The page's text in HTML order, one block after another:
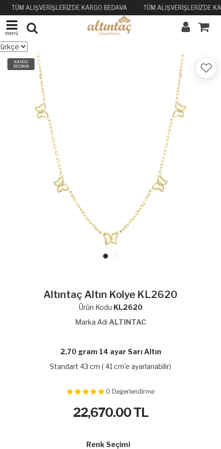
TÜM ALIŞVERİŞLERİZDE KARGO BEDAVA TÜM ALIŞVERİŞLERİZDE
menü
KARGO
BEDAVA
Altıntaç Altın Kolye KL2620
Ürün Kodu KL2620
Marka Adı ALTINTAC
2,70 gram 14 ayar Sarı Altın
Standart 43 cm ( 41 cm'e ayarlanabilir)
0 Değerlendirme
22,670.00TL
Renk Seçimi